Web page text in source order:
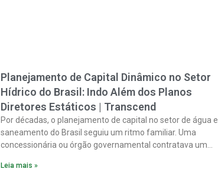
Planejamento de Capital Dinâmico no Setor
Hídrico do Brasil: Indo Além dos Planos
Diretores Estáticos | Transcend
Por décadas, o planejamento de capital no setor de água e
saneamento do Brasil seguiu um ritmo familiar. Uma
concessionária ou órgão governamental contratava um
Leia mais »